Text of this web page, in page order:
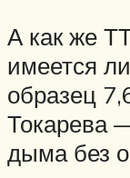
А как же
имеется
образец
Токарева
дыма без